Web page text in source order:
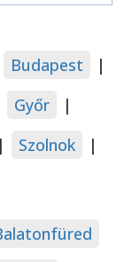
Budapest
|
Győr
|
| Szolnok
|